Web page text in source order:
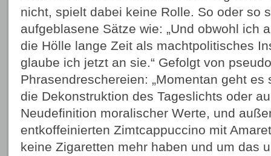
nicht, spielt dabei keine Rolle. So oder so
aufgeblasene Sätze wie: „Und obwohl ich
die Hölle lange Zeit als machtpolitisches
glaube ich jetzt an sie.“ Gefolgt von
Phrasendreschereien: „Momentan geht es
die Dekonstruktion des Tageslichts oder
Neudefinition moralischer Werte, und
entkoffeinierten Zimtcappuccino mit
keine Zigaretten mehr haben und um das